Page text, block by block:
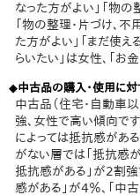
なった方がよい」「物
「物の整理・片づけ、
た方がよい」「まだ使え
らいたい」は女性、「お
◆中古品の購入・使用に対
中古品（住宅・自動車
強、女性で高い傾向で
によっては抵抗感があ
がない層では「抵抗感
抵抗感がある」が2割強
感がある」が4％、「中